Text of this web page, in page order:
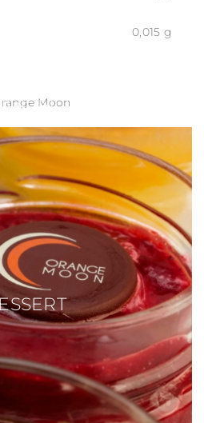
0,015 g
MOON